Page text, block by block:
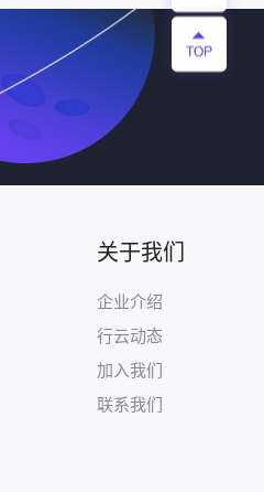
关于我们
企业介绍
行云动态
加入我们
联系我们